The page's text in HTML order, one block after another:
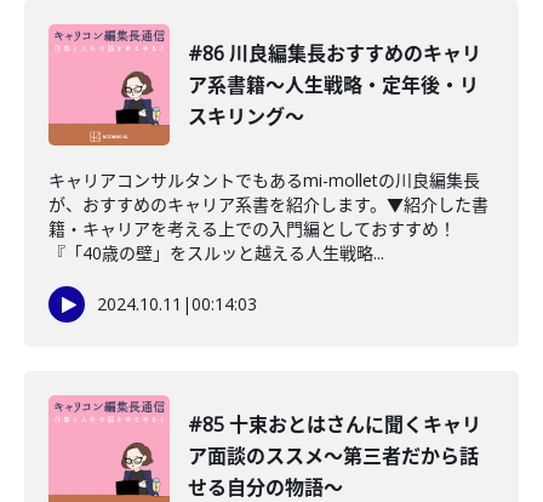
#86 川良編集長おすすめのキャリ
ア系書籍〜人生戦略・定年後・リ
スキリング〜
キャリアコンサルタントでもあるmi-molletの川良編集長
が、おすすめのキャリア系書を紹介します。▼紹介した書
籍・キャリアを考える上での入門編としておすすめ！
『「40歳の壁」をスルッと越える人生戦略...
2024.10.11 |00:14:03
#85 十束おとはさんに聞くキャリ
ア面談のススメ〜第三者だから話
せる自分の物語〜